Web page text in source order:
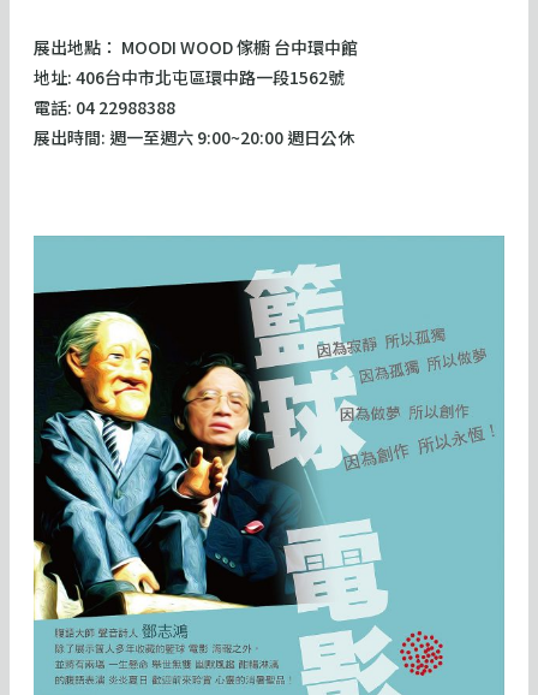
展出地點： MOODI WOOD 傢櫥 台中環中館
地址: 406台中市北屯區環中路一段1562號
電話: 04 22988388
展出時間: 週一至週六 9:00~20:00 週日公休